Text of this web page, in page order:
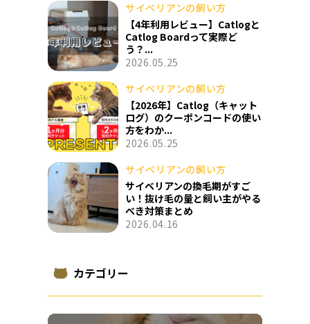
サイベリアンの飼い方
【4年利用レビュー】Catlogと
Catlog Boardって実際ど
う？...
2026.05.25
サイベリアンの飼い方
【2026年】Catlog（キャット
ログ）のクーポンコードの使い
方をわか...
2026.05.25
サイベリアンの飼い方
サイベリアンの換毛期がすご
い！抜け毛の量と飼い主がやる
べき対策まとめ
2026.04.16
カテゴリー